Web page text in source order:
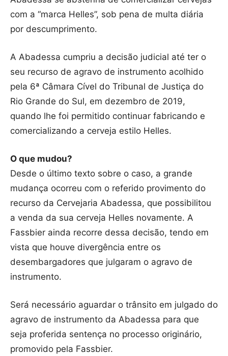
com a “marca Helles”, sob pena de multa diária
por descumprimento.
A Abadessa cumpriu a decisão judicial até ter o
seu recurso de agravo de instrumento acolhido
pela 6ª Câmara Cível do Tribunal de Justiça do
Rio Grande do Sul, em dezembro de 2019,
quando lhe foi permitido continuar fabricando e
comercializando a cerveja estilo Helles.
O que mudou?
Desde o último texto sobre o caso, a grande
mudança ocorreu com o referido provimento do
recurso da Cervejaria Abadessa, que possibilitou
a venda da sua cerveja Helles novamente. A
Fassbier ainda recorre dessa decisão, tendo em
vista que houve divergência entre os
desembargadores que julgaram o agravo de
instrumento.
Será necessário aguardar o trânsito em julgado do
agravo de instrumento da Abadessa para que
seja proferida sentença no processo originário,
promovido pela Fassbier.